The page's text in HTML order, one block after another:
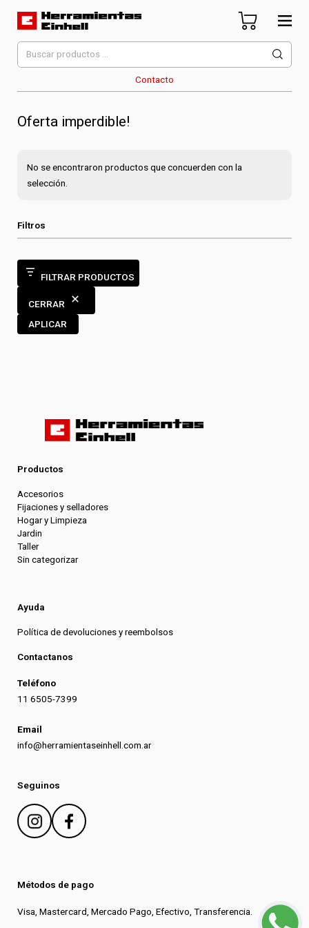
Herramientas Einhell
Distribuidor Oficial
Contacto
Buscar
por:
Oferta imperdible!
No se encontraron productos que concuerden con la
selección.
Filtros
FILTRAR PRODUCTOS
CERRAR
APLICAR
Productos
Accesorios
Fijaciones y selladores
Hogar y Limpieza
Jardin
Taller
Sin categorizar
Ayuda
Política de devoluciones y reembolsos
Contactanos
Teléfono
11 6505-7399
Email
info@herramientaseinhell.com.ar
Seguinos
Métodos de pago
Visa, Mastercard, Mercado Pago, Efectivo, Transferencia.